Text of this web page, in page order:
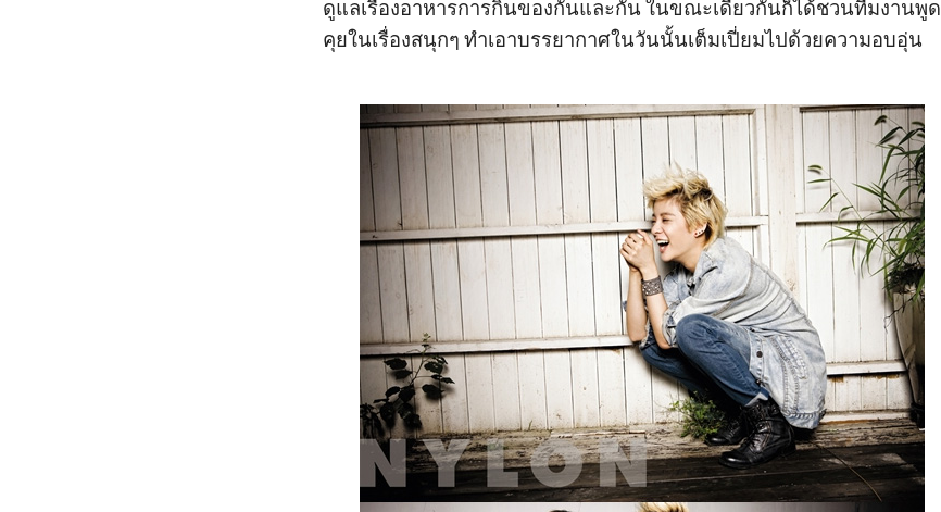
ดูแลเรื่องอาหารการกินของกันและกัน ในขณะเดียวกันก็ได้ชวนทีมงานพูด
คุยในเรื่องสนุกๆ ทำเอาบรรยากาศในวันนั้นเต็มเปี่ยมไปด้วยความอบอุ่น